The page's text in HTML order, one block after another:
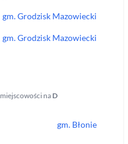
gm.Grodzisk Mazowiecki
gm.Grodzisk Mazowiecki
miejscowości na D
gm. Błonie